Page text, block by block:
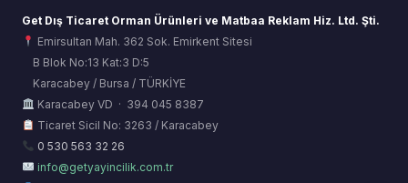
Get Dış Ticaret Orman Ürünleri ve Matbaa Reklam Hiz. Ltd. Şti.
Emirsultan Mah. 362 Sok. Emirkent Sitesi
B Blok No:13 Kat:3 D:5
Karacabey / Bursa / TÜRKİYE
Karacabey VD · 394 045 8387
Ticaret Sicil No: 3263 / Karacabey
0 530 563 32 26
info@getyayincilik.com.tr
ORSİAD AI
Sektörel Hafıza Asistanı